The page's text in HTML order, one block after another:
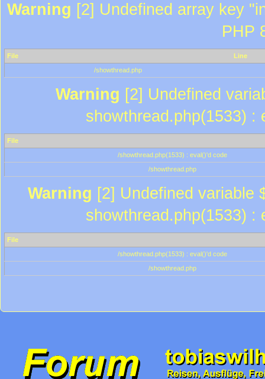
Warning [2] Undefined array key
PHP
File
Line
/showthread.php
Warning [2] Undefined
showthread.php(1533) :
File
/showthread.php(1533) : eval()'d code
/showthread.php
Warning [2] Undefined variable
showthread.php(1533) :
File
/showthread.php(1533) : eval()'d code
/showthread.php